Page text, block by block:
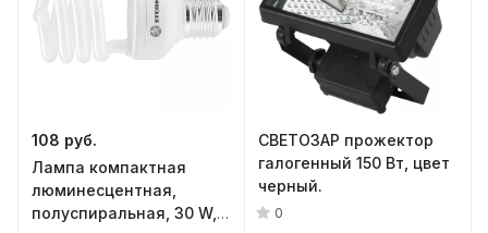
108 руб.
Лампа компактная
люминесцентная,
полуспиральная, 30 W,
СВЕТОЗАР прожектор
галогенный 150 Вт, цвет
черный.
0